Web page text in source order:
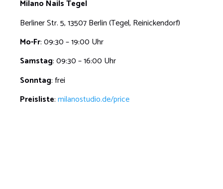
Milano Nails Tegel
Berliner Str. 5, 13507 Berlin (Tegel, Reinickendorf)
Mo-Fr: 09:30 – 19:00 Uhr
Samstag: 09:30 – 16:00 Uhr
Sonntag: frei
Preisliste:milanostudio.de/price